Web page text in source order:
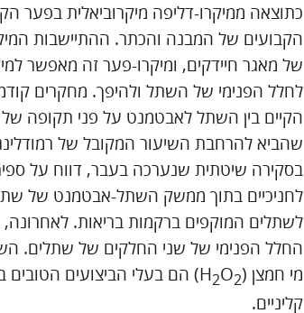
כתוצאה ממיקרו-דליפה מיקרוביאלית בפער
הקבועים של המבנה והכתר. ההתיישבות
של מאגר חיידקים, ומיקרו-פער זה מאפשר
לחלל הפנימי של השתל ולהיפך. מחקרים
שהביא להרחבת השיעור המקובל של
בסקירה שיטתית שנערכה בעבר, דווח על
לחניכיים בתוך ממשק השתל-אבטמנט של
לשתלים המוקפים ברקמות בריאות.
מי חמצן (H
2O2
) הם בעלי הביצועים הטובים
קליניים.